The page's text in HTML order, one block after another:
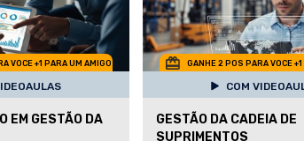
VOCE +1 PARA UM AMIGO
EM GESTÃO DA
GANHE 2 POS PARA VOCE
COM
GESTÃO DA CADEIA DE
SUPRIMENTOS